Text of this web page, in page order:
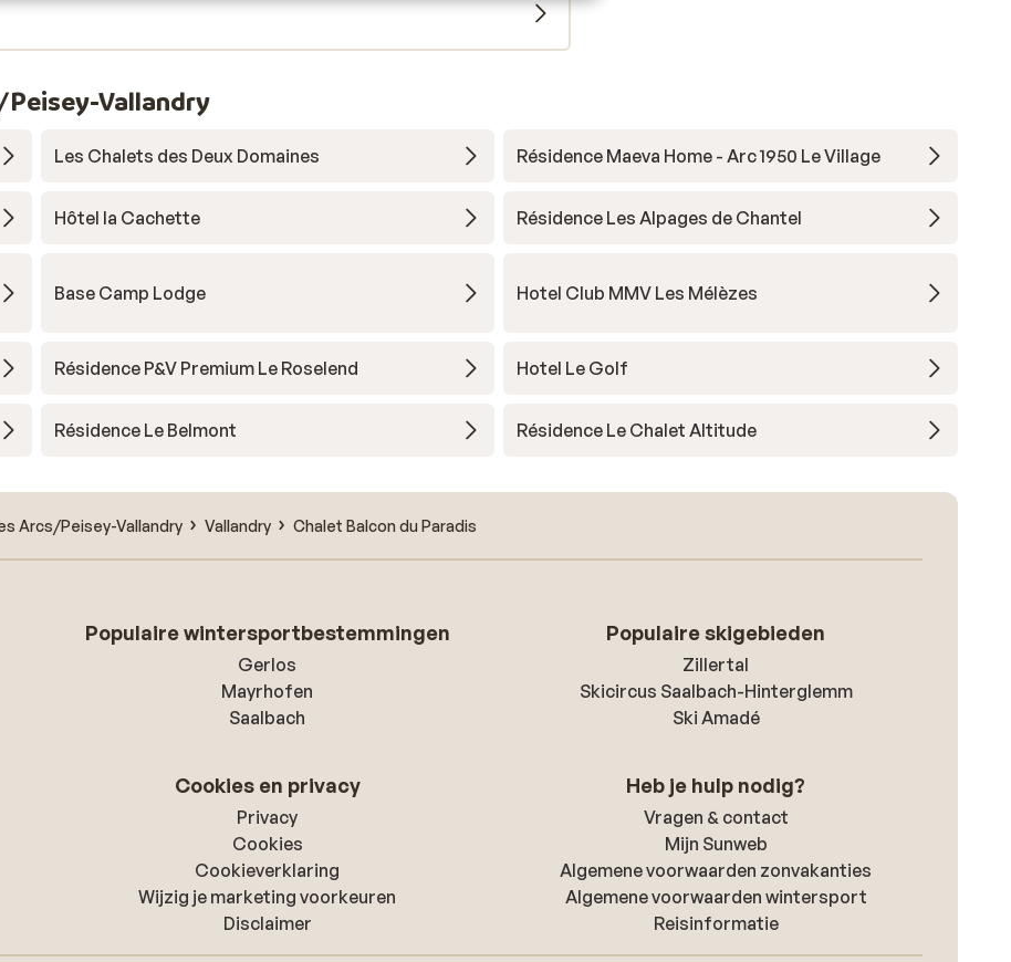
Vallandry
Les Chalets des Deux Domaines Résidence Maeva Home - Arc 1950 Le Village
Hôtel la Cachette Résidence Les Alpages de Chantel
Base Camp Lodge Hotel Club MMV Les Mélèzes
Résidence P&V Premium Le Roselend Hotel Le Golf
Résidence Le Belmont Résidence Le Chalet Altitude
Arcs/Peisey-Vallandry Vallandry Chalet Balcon du Paradis
Populaire wintersportbestemmingen
Gerlos
Mayrhofen
Saalbach
Populaire skigebieden
Zillertal
Skicircus Saalbach-Hinterglemm
Ski Amadé
Cookies en privacy
Privacy
Cookies
Cookieverklaring
Wijzig je marketing voorkeuren
Disclaimer
Heb je hulp nodig?
Vragen & contact
Mijn Sunweb
Algemene voorwaarden zonvakanties
Algemene voorwaarden wintersport
Reisinformatie